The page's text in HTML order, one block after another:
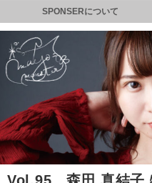
SPONSERについて